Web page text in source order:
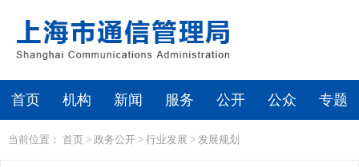
首页 机构 新闻 服务 公开 公众 专题
当前位置： 首页 > 政务公开 > 行业发展 > 发展规划